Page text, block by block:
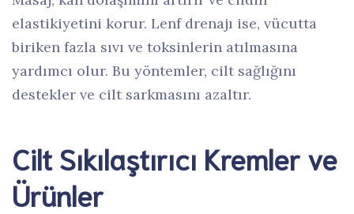
elastikiyetini korur. Lenf drenajı ise, vücutta
biriken fazla sıvı ve toksinlerin atılmasına
yardımcı olur. Bu yöntemler, cilt sağlığını
destekler ve cilt sarkmasını azaltır.
Cilt Sıkılaştırıcı Kremler ve
Ürünler